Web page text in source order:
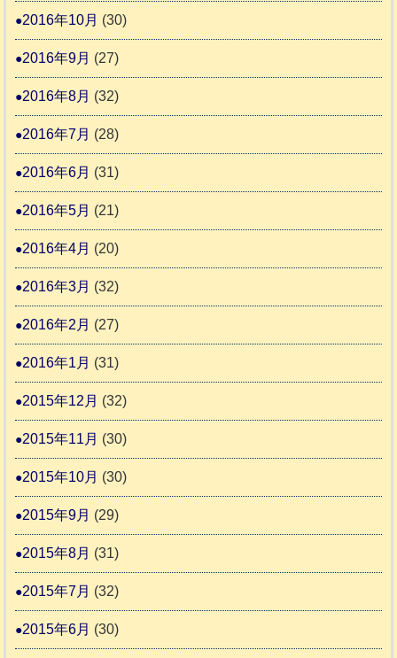
2016年10月 (30)
2016年9月 (27)
2016年8月 (32)
2016年7月 (28)
2016年6月 (31)
2016年5月 (21)
2016年4月 (20)
2016年3月 (32)
2016年2月 (27)
2016年1月 (31)
2015年12月 (32)
2015年11月 (30)
2015年10月 (30)
2015年9月 (29)
2015年8月 (31)
2015年7月 (32)
2015年6月 (30)